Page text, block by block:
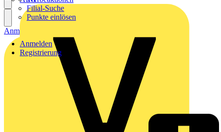
Filial-Suche
Punkte einlösen
Anmelden
Registrierung
Anmelden